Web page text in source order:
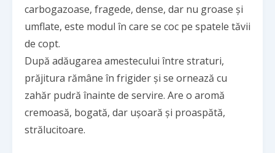
carbogazoase, fragede, dense, dar nu groase și
umflate, este modul în care se coc pe spatele tăvii
de copt.
După adăugarea amestecului între straturi,
prăjitura rămâne în frigider și se ornează cu
zahăr pudră înainte de servire. Are o aromă
cremoasă, bogată, dar ușoară și proaspătă,
strălucitoare.